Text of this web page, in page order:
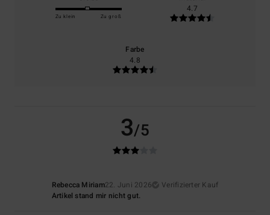
Zu klein Zu groß
4.7
Farbe
4.8
3/5
Rebecca Miriam22. Juni 2026
Verifizierter Kauf
Artikel stand mir nicht gut.